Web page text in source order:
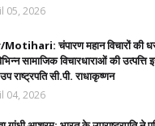
05, 2026
चंपारण महान विचारों की
सामाजिक विचारधाराओं की उत्पत्ति
राष्ट्रपति सी.पी. राधाकृष्णन
04, 2026